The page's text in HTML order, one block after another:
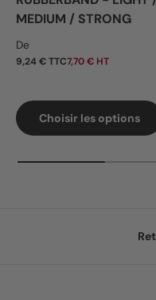
MEDIUM / STRONG
Prix habituel
De
9,24 € TTC7,70 € HT
Choisir les options